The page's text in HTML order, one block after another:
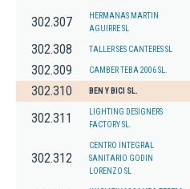
302.307
HERMANAS MARTIN
AGUIRRE SL
302.308 TALLER SES CANTERES SL
302.309 CAMBER TEBA 2006 SL.
302.310 BEN Y BICI SL.
302.311
LIGHTING DESIGNERS
FACTORY SL.
302.312
CENTRO INTEGRAL
SANITARIO GODIN
LORENZO SL